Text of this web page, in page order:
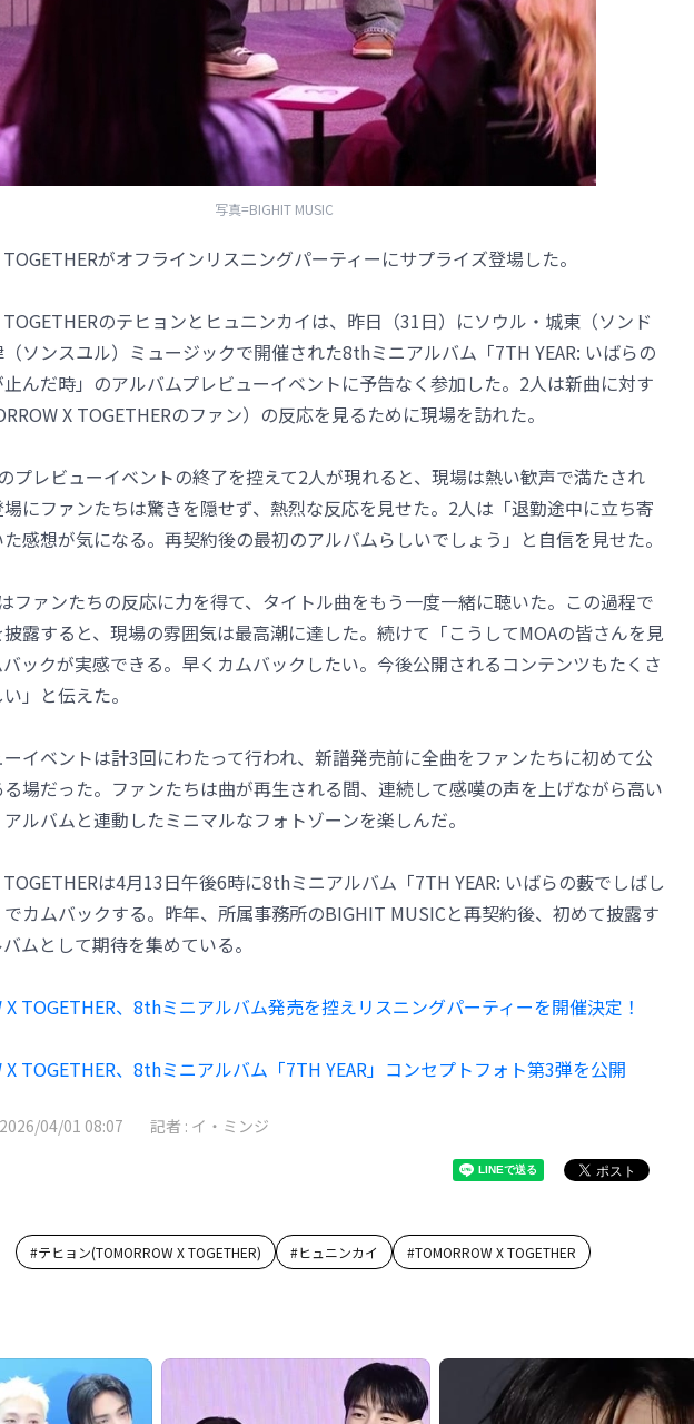
写真=BIGHIT MUSIC
TOGETHERがオフラインリスニングパーティーにサプライズ登場した。
TOGETHERのテヒョンとヒュニンカイは、昨日（31日）にソウル・城東（ソンド
ソンスユル）ミュージックで開催された8thミニアルバム「7TH YEAR: いばらの
んだ時」のアルバムプレビューイベントに予告なく参加した。2人は新曲に対す
X TOGETHERのファン）の反応を見るために現場を訪れた。
プレビューイベントの終了を控えて2人が現れると、現場は熱い歓声で満たされ
にファンたちは驚きを隠せず、熱烈な反応を見せた。2人は「退勤途中に立ち寄
感想が気になる。再契約後の最初のアルバムらしいでしょう」と自信を見せた。
ファンたちの反応に力を得て、タイトル曲をもう一度一緒に聴いた。この過程で
露すると、現場の雰囲気は最高潮に達した。続けて「こうしてMOAの皆さんを見
ックが実感できる。早くカムバックしたい。今後公開されるコンテンツもたくさ
」と伝えた。
イベントは計3回にわたって行われ、新譜発売前に全曲をファンたちに初めて公
場だった。ファンたちは曲が再生される間、連続して感嘆の声を上げながら高い
ルバムと連動したミニマルなフォトゾーンを楽しんだ。
TOGETHERは4月13日午後6時に8thミニアルバム「7TH YEAR: いばらの藪でしばし
カムバックする。昨年、所属事務所のBIGHIT MUSICと再契約後、初めて披露す
ムとして期待を集めている。
X TOGETHER、8thミニアルバム発売を控えリスニングパーティーを開催決定！
X TOGETHER、8thミニアルバム「7TH YEAR」コンセプトフォト第3弾を公開
2026/04/01 08:07 記者 : イ・ミンジ
#テヒョン(TOMORROW X TOGETHER) #ヒュニンカイ #TOMORROW X TOGETHER